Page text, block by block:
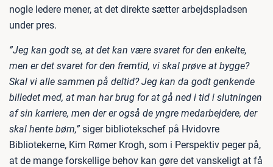
nogle ledere mener, at det direkte sætter arbejdspladsen
under pres.
”Jeg kan godt se, at det kan være svaret for den enkelte,
men er det svaret for den fremtid, vi skal prøve at bygge?
Skal vi alle sammen på deltid? Jeg kan da godt genkende
billedet med, at man har brug for at gå ned i tid i slutningen
af sin karriere, men der er også de yngre medarbejdere, der
skal hente børn,” siger bibliotekschef på Hvidovre
Bibliotekerne, Kim Rømer Krogh, som i Perspektiv peger på,
at de mange forskellige behov kan gøre det vanskeligt at få